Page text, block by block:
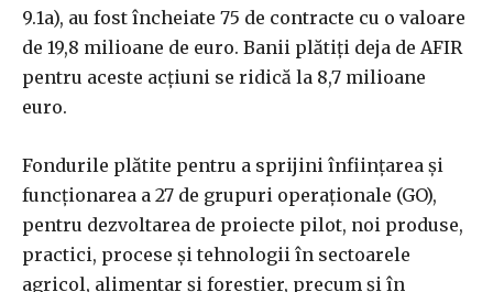
9.1a), au fost încheiate 75 de contracte cu o valoare
de 19,8 milioane de euro. Banii plătiţi deja de AFIR
pentru aceste acţiuni se ridică la 8,7 milioane
euro.
Fondurile plătite pentru a sprijini înfiinţarea şi
funcţionarea a 27 de grupuri operaţionale (GO),
pentru dezvoltarea de proiecte pilot, noi produse,
practici, procese şi tehnologii în sectoarele
agricol, alimentar şi forestier, precum şi în